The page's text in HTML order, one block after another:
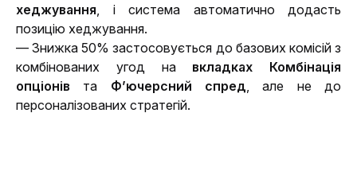
хеджування , і система автоматично додасть
позицію хеджування.
— Знижка 50% застосовується до базових комісій з
комбінованих угод на вкладках Комбінація
опціонів та Ф’ючерсний спред , але не до
персоналізованих стратегій.